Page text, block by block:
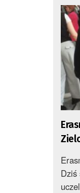
Dziś